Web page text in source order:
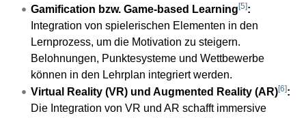
Gamification bzw. Game-based Learning[5]:
Integration von spielerischen Elementen in den
Lernprozess, um die Motivation zu steigern.
Belohnungen, Punktesysteme und Wettbewerbe
können in den Lehrplan integriert werden.
Virtual Reality (VR) und Augmented Reality (AR)[6]:
Die Integration von VR und AR schafft immersive